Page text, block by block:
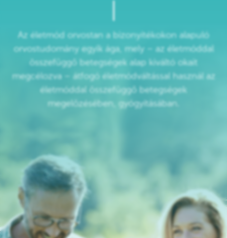
Az életmód orvostan a bizonyítékokon alapuló
orvostudomány egyik ága, mely – az életmóddal
összefüggő betegségek alap kiváltó okait
megcélozva – átfogó életmódváltással használ az
életmóddal összefüggő betegségek
megelőzésében, gyógyításában.